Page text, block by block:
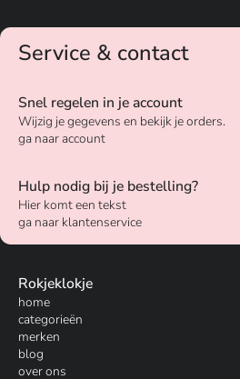
Service & contact
Snel regelen in je account
Wijzig je gegevens en bekijk je orders.
ga naar account
Hulp nodig bij je bestelling?
Hier komt een tekst
ga naar klantenservice
Rokjeklokje
home
categorieën
merken
blog
over ons